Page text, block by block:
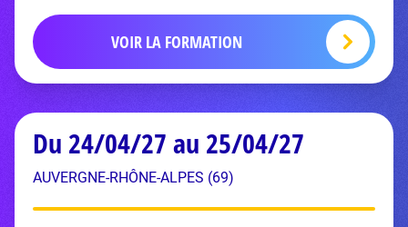
VOIR LA FORMATION
Du 24/04/27 au 25/04/27
AUVERGNE-RHÔNE-ALPES (69)